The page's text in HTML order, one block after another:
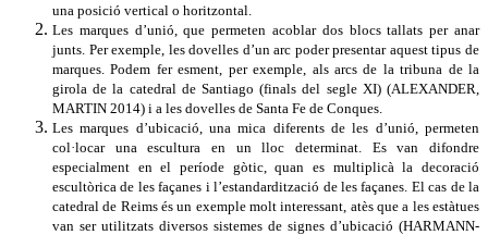
una posició vertical o horitzontal.
Les marques d’unió, que permeten acoblar dos blocs tallats per anar
junts. Per exemple, les dovelles d’un arc poder presentar aquest tipus de
marques. Podem fer esment, per exemple, als arcs de la tribuna de la
girola de la catedral de Santiago (finals del segle XI) (ALEXANDER,
MARTIN 2014) i a les dovelles de Santa Fe de Conques.
Les marques d’ubicació, una mica diferents de les d’unió, permeten
col·locar una escultura en un lloc determinat. Es van difondre
especialment en el període gòtic, quan es multiplicà la decoració
escultòrica de les façanes i l’estandardització de les façanes. El cas de la
catedral de Reims és un exemple molt interessant, atès que a les estàtues
van ser utilitzats diversos sistemes de signes d’ubicació (HARMANN-